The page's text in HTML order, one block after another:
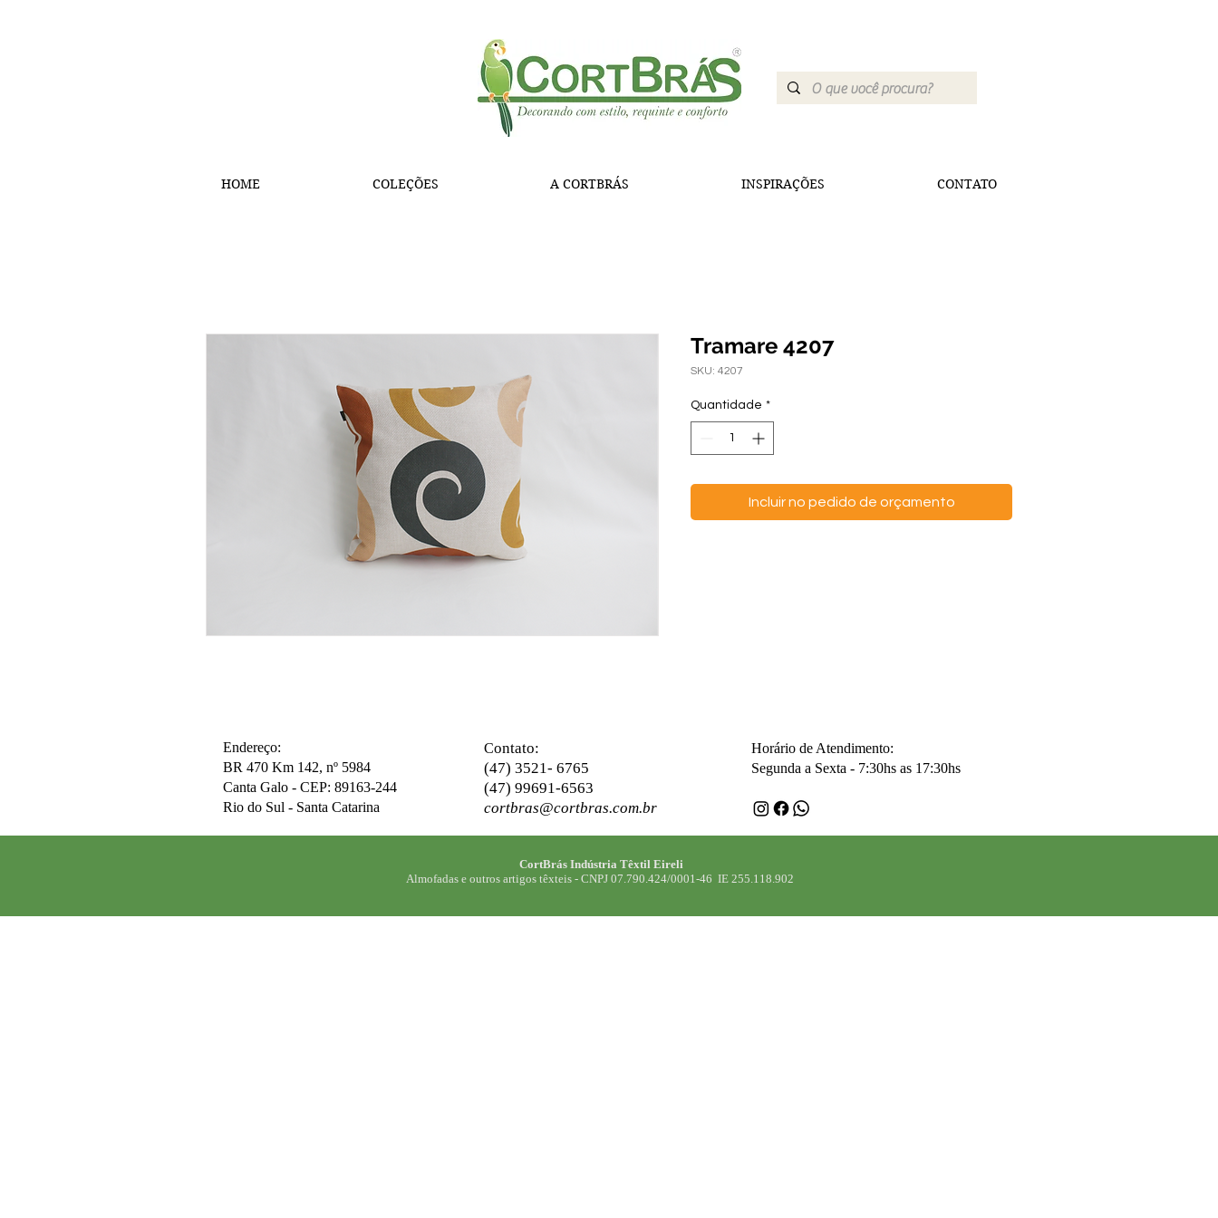
HOME COLEÇÕES A CORTBRÁS INSPIRAÇÕES CONTATO
Tramare 4207
SKU: 4207
Quantidade *
Incluir no pedido de orçamento
Endereço:
BR 470 Km 142, nº 5984
Canta Galo - CEP: 89163-244
Rio do Sul - Santa Catarina
Contato:
(47) 3521- 6765
(47) 99691-6563
cortbras@cortbras.com.br
Horário de Atendimento:
Segunda a Sexta - 7:30hs as 17:30hs
CortBrás Indústria Têxtil Eireli
Almofadas e outros artigos têxteis - CNPJ 07.790.424/0001-46 IE 255.118.902